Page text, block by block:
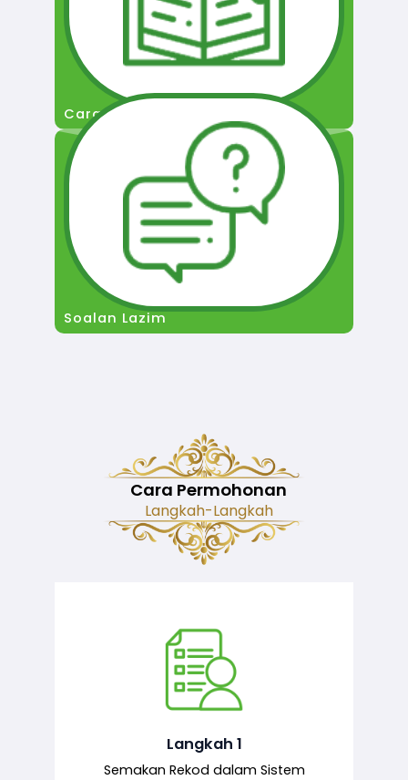
Cara Permohonan
Soalan Lazim
Cara Permohonan
Langkah-Langkah
Langkah 1
Semakan Rekod dalam Sistem
Semakan ke atas sejarah permohonan
yang pernah dibuat oleh pemohon,